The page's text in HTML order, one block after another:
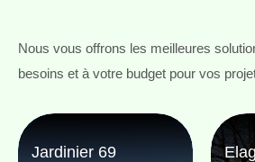
Nous vous offrons les meilleures
besoins et à votre budget pour vos
Jardinier 69